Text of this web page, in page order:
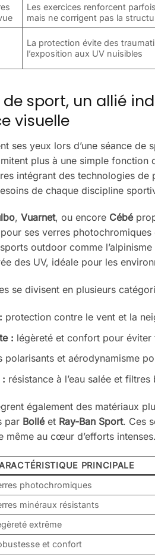
Les exercices renforcent
mais ne corrigent pas la
La protection évite des
l’exposition aux UV nuisibles
de sport, un allié
visuelle
ses yeux lors d’une séance
plus à une simple
intégrant des technologies
de chaque discipline
, Vuarnet, ou encore Cébé
ses verres
outdoor comme
des UV, idéale pour les
se divisent en plusieurs
protection contre le vent et la
: légèreté et confort pour éviter
polarisants et aérodynamisme
: résistance à l’eau salée et
également des matériaux
par Bolléet Ray-Ban Sport. Ces
même au cœur d’efforts intenses.
PRINCIPALE
photochromiques
minéraux résistants
extrême
et confort